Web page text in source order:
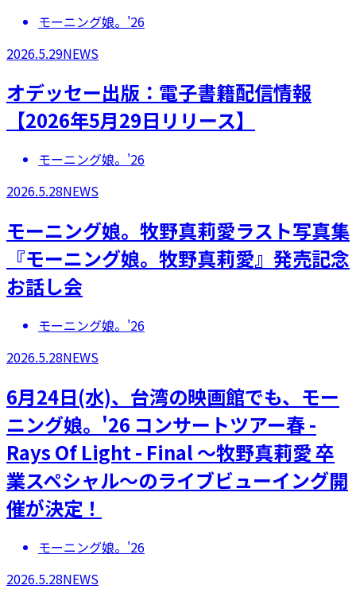
モーニング娘。'26
2026.5.29NEWS
オデッセー出版：電子書籍配信情報
【2026年5月29日リリース】
モーニング娘。'26
2026.5.28NEWS
モーニング娘。牧野真莉愛ラスト写真集
『モーニング娘。牧野真莉愛』発売記念
お話し会
モーニング娘。'26
2026.5.28NEWS
6月24日(水)、台湾の映画館でも、モー
ニング娘。'26 コンサートツアー春 -
Rays Of Light - Final ～牧野真莉愛 卒
業スペシャル～のライブビューイング開
催が決定！
モーニング娘。'26
2026.5.28NEWS